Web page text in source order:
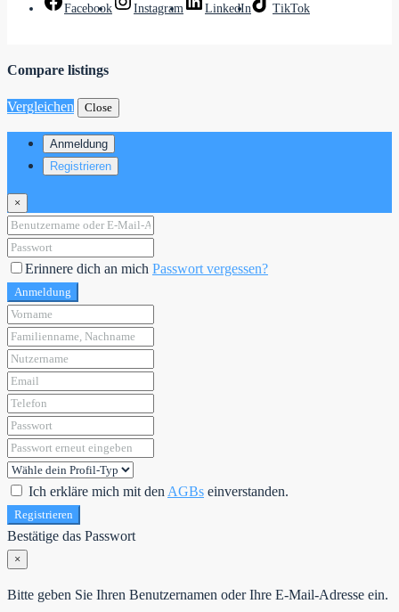
Facebook Instagram LinkedIn TikTok
Compare listings
Vergleichen Close
Anmeldung
Registrieren
×
Erinnere dich an mich Passwort vergessen?
Anmeldung
Ich erkläre mich mit den AGBs einverstanden.
Registrieren
Bestätige das Passwort
×
Bitte geben Sie Ihren Benutzernamen oder Ihre E-Mail-Adresse ein.